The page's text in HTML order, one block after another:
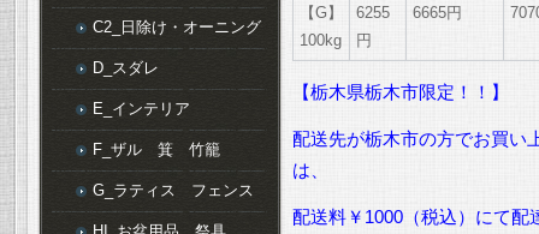
【G】
100kg
6255
円
6665円
【栃木県栃木市限定！！】
配送先が栃木市の方でお買い
は、
配送料￥1000（税込）にて配
C2_日除け・オーニング
D_スダレ
E_インテリア
F_ザル 箕 竹籠
G_ラティス フェンス